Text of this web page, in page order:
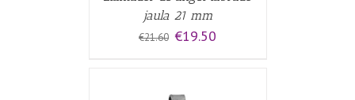
jaula 21 mm
€21.60 El
€21.60.
€19.50